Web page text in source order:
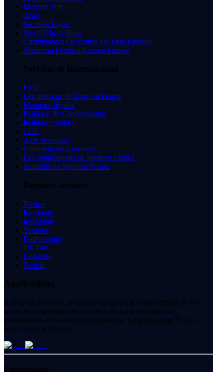
Monster Jam
ASO
Seconde Ligue
World Chess Show
Championnat De France De Foot Fauteuil
American Football League Europe
Services et Informations
FAQ
Les missions de Sport en France
Mentions légales
Politique de Confidentialité
Politique cookies
CGU
Aide et contact
Comment nous recevoir
Les compétitions de Sport en France
Actualité de Sport en France
Réseaux sociaux
Twitter
Facebook
Instagram
Youtube
Dailymotion
Tik Tok
Linkedin
Twitch
Applications
Retrouvez le basket, le hockey sur glace, le volley et plus de 70
sports et compétitions en directs et tous nos programmes
gratuitement sur smartphone ou tablette. Le programme Tv de ce
soir et de ce weekend.
Partenaires